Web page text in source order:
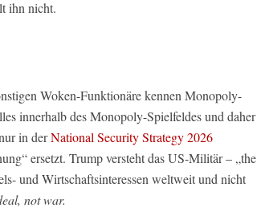
ihn nicht.
Woken-Funktionäre kennen Monopoly-
innerhalb des Monopoly-Spielfeldes und daher
in derNational Security Strategy 2026
ersetzt. Trump versteht das US-Militär – „the
und Wirtschaftsinteressen weltweit und nicht
not war.